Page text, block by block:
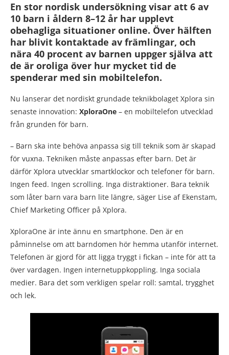
En stor nordisk undersökning visar att 6 av
10 barn i åldern 8–12 år har upplevt
obehagliga situationer online. Över hälften
har blivit kontaktade av främlingar, och
nära 40 procent av barnen uppger själva att
de är oroliga över hur mycket tid de
spenderar med sin mobiltelefon.
Nu lanserar det nordiskt grundade teknikbolaget Xplora sin
senaste innovation: XploraOne – en mobiltelefon utvecklad
från grunden för barn.
– Barn ska inte behöva anpassa sig till teknik som är skapad
för vuxna. Tekniken måste anpassas efter barn. Det är
därför Xplora utvecklar smartklockor och telefoner för barn.
Ingen feed. Ingen scrolling. Inga distraktioner. Bara teknik
som låter barn vara barn lite längre, säger Lise af Ekenstam,
Chief Marketing Officer på Xplora.
XploraOne är inte ännu en smartphone. Den är en
påminnelse om att barndomen hör hemma utanför internet.
Telefonen är gjord för att ligga tryggt i fickan – inte för att ta
över vardagen. Ingen internetuppkoppling. Inga sociala
medier. Bara det som verkligen spelar roll: samtal, trygghet
och lek.